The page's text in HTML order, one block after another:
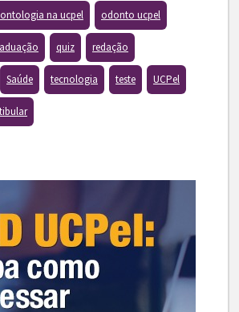
na ucpel odonto ucpel
quiz redação
Saúde tecnologia teste UCPel